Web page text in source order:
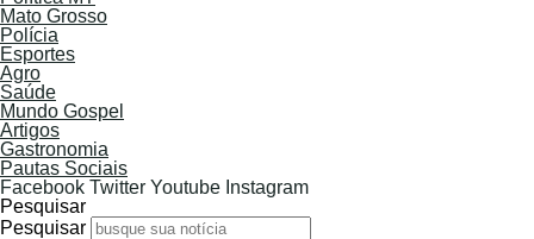
Mato Grosso
Polícia
Esportes
Agro
Saúde
Mundo Gospel
Artigos
Gastronomia
Pautas Sociais
Facebook Twitter Youtube Instagram
Pesquisar
Pesquisar